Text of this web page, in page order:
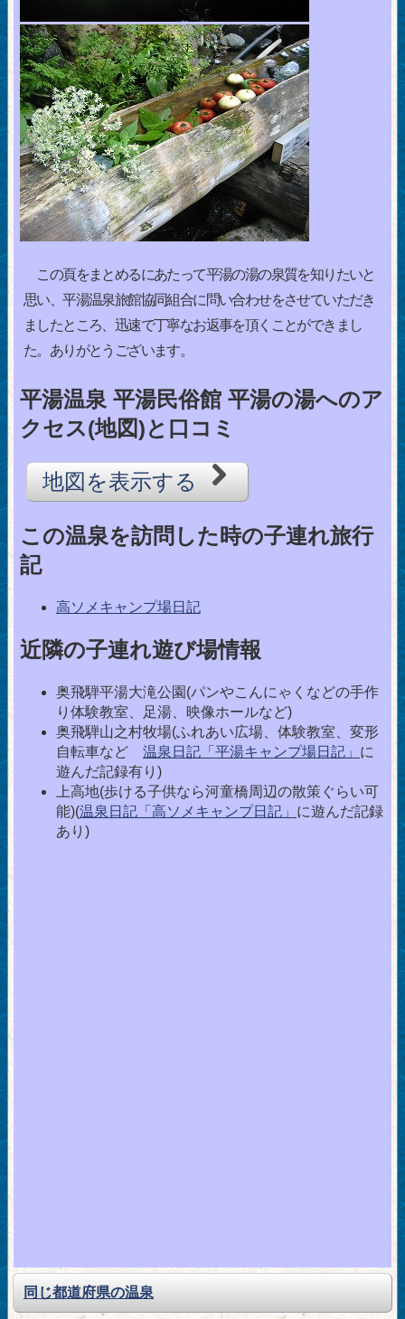
この頁をまとめるにあたって平湯の湯の泉質を知りたいと
思い、平湯温泉旅館協同組合に問い合わせをさせていただき
ましたところ、迅速で丁寧なお返事を頂くことができまし
た。ありがとうございます。
平湯温泉 平湯民俗館 平湯の湯へのア
クセス(地図)と口コミ
地図を表示する
この温泉を訪問した時の子連れ旅行
記
高ソメキャンプ場日記
近隣の子連れ遊び場情報
奥飛騨平湯大滝公園(パンやこんにゃくなどの手作
り体験教室、足湯、映像ホールなど)
奥飛騨山之村牧場(ふれあい広場、体験教室、変形
自転車など 温泉日記「平湯キャンプ場日記」 に
遊んだ記録有り)
上高地(歩ける子供なら河童橋周辺の散策ぐらい可
能)(温泉日記「高ソメキャンプ日記」 に遊んだ記録
あり)
同じ都道府県の温泉